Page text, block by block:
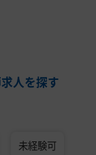
人を探す
未経験可